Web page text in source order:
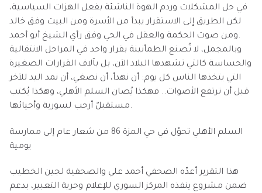
في حل المشكلات وردم الهوة الناشئة بفعل الهزات السياسية،
لكن الطريق إلى الاستقرار يبدأ من الأسرة ومن البيت وفق خالد
ومن صوت الحكمة والعقل في الحي وفق رأي الشيخ أبو أحمد.
وبالمجمل، لا تُصنع الطمأنينة بقرار واحد في المراحل الانتقالية
والحساسة كالتي تشهدها البلاد الآن، بل بآلاف القرارات الصغيرة
التي يتخذها الناس كل يوم: أن نهدأ، أن نصغي، أن نمد اليد للآخر
قبل أن ترتفع الأصوات.. فهكذا يُصان السلم الأهلي، وهكذا يُكتب
مستقبلٌ أرحب لسورية وأحيائها.
السلم الأهلي تحوّل في حي المزة 86 من شعار عام إلى ممارسة
يومية
هذا التقرير أعدّه الصحفي أحمد علي والصحفية لجين الخطيب
ضمن مشروع ينفذه المركز السوري للإعلام وحرية التعبير، بدعم